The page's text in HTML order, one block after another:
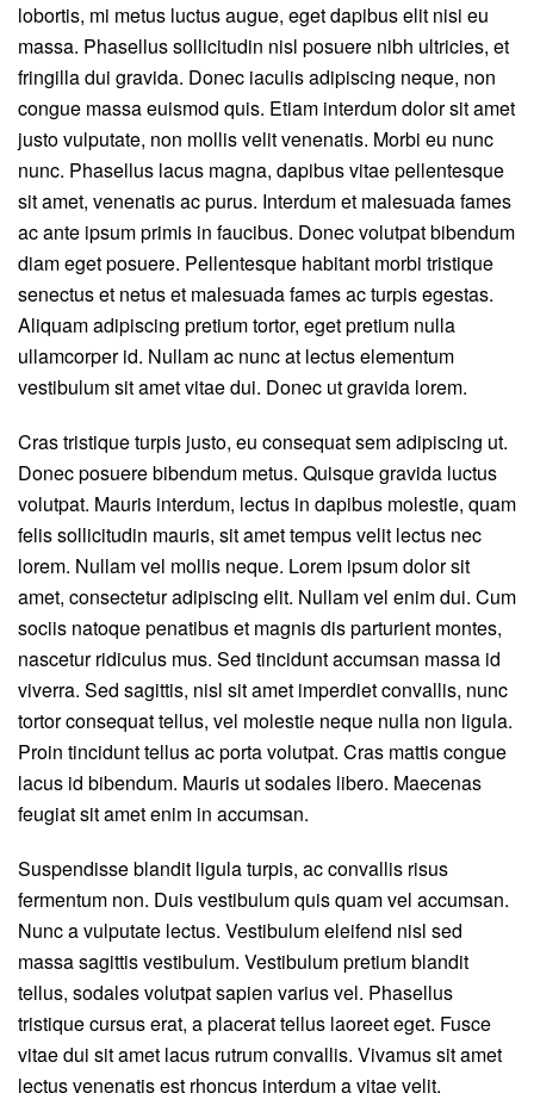
lobortis, mi metus luctus augue, eget dapibus elit nisi eu
massa. Phasellus sollicitudin nisl posuere nibh ultricies, et
fringilla dui gravida. Donec iaculis adipiscing neque, non
congue massa euismod quis. Etiam interdum dolor sit amet
justo vulputate, non mollis velit venenatis. Morbi eu nunc
nunc. Phasellus lacus magna, dapibus vitae pellentesque
sit amet, venenatis ac purus. Interdum et malesuada fames
ac ante ipsum primis in faucibus. Donec volutpat bibendum
diam eget posuere. Pellentesque habitant morbi tristique
senectus et netus et malesuada fames ac turpis egestas.
Aliquam adipiscing pretium tortor, eget pretium nulla
ullamcorper id. Nullam ac nunc at lectus elementum
vestibulum sit amet vitae dui. Donec ut gravida lorem.
Cras tristique turpis justo, eu consequat sem adipiscing ut.
Donec posuere bibendum metus. Quisque gravida luctus
volutpat. Mauris interdum, lectus in dapibus molestie, quam
felis sollicitudin mauris, sit amet tempus velit lectus nec
lorem. Nullam vel mollis neque. Lorem ipsum dolor sit
amet, consectetur adipiscing elit. Nullam vel enim dui. Cum
sociis natoque penatibus et magnis dis parturient montes,
nascetur ridiculus mus. Sed tincidunt accumsan massa id
viverra. Sed sagittis, nisl sit amet imperdiet convallis, nunc
tortor consequat tellus, vel molestie neque nulla non ligula.
Proin tincidunt tellus ac porta volutpat. Cras mattis congue
lacus id bibendum. Mauris ut sodales libero. Maecenas
feugiat sit amet enim in accumsan.
Suspendisse blandit ligula turpis, ac convallis risus
fermentum non. Duis vestibulum quis quam vel accumsan.
Nunc a vulputate lectus. Vestibulum eleifend nisl sed
massa sagittis vestibulum. Vestibulum pretium blandit
tellus, sodales volutpat sapien varius vel. Phasellus
tristique cursus erat, a placerat tellus laoreet eget. Fusce
vitae dui sit amet lacus rutrum convallis. Vivamus sit amet
lectus venenatis est rhoncus interdum a vitae velit.